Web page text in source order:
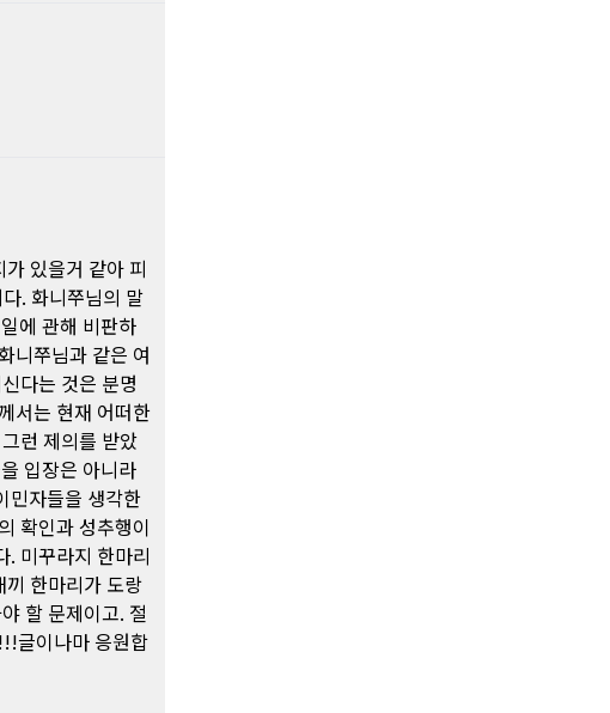
있을거 같아 피
. 화니쭈님의 말
에 관해 비판하
니쭈님과 같은 여
다는 것은 분명
서는 현재 어떠한
런 제의를 받았
입장은 아니라
민자들을 생각한
확인과 성추행이
. 미꾸라지 한마리
한마리가 도랑
할 문제이고. 절
글이나마 응원합